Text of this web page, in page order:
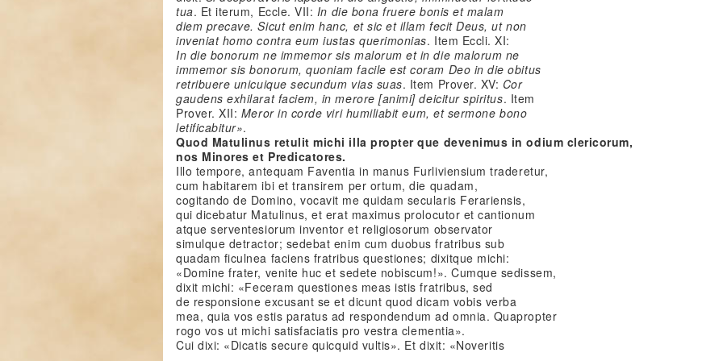
tua. Et iterum, Eccle. VII: In die bona fruere bonis et malam
diem precave. Sicut enim hanc, et sic et illam fecit Deus, ut non
inveniat homo contra eum iustas querimonias. Item Eccli. XI:
In die bonorum ne immemor sis malorum et in die malorum ne
immemor sis bonorum, quoniam facile est coram Deo in die obitus
retribuere unicuique secundum vias suas. Item Prover. XV: Cor
gaudens exhilarat faciem, in merore [animi] deicitur spiritus. Item
Prover. XII: Meror in corde viri humiliabit eum, et sermone bono
letificabitur».
Quod Matulinus retulit michi illa propter que devenimus in odium clericorum,
nos Minores et Predicatores.
Illo tempore, antequam Faventia in manus Furliviensium traderetur,
cum habitarem ibi et transirem per ortum, die quadam,
cogitando de Domino, vocavit me quidam secularis Ferariensis,
qui dicebatur Matulinus, et erat maximus prolocutor et cantionum
atque serventesiorum inventor et religiosorum observator
simulque detractor; sedebat enim cum duobus fratribus sub
quadam ficulnea faciens fratribus questiones; dixitque michi:
«Domine frater, venite huc et sedete nobiscum!». Cumque sedissem,
dixit michi: «Feceram questiones meas istis fratribus, sed
de responsione excusant se et dicunt quod dicam vobis verba
mea, quia vos estis paratus ad respondendum ad omnia. Quapropter
rogo vos ut michi satisfaciatis pro vestra clementia».
Cui dixi: «Dicatis secure quicquid vultis». Et dixit: «Noveritis